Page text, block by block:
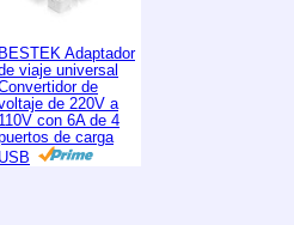
BESTEK Adaptador
viaje universal
de
de 220V a
110V con 6A de 4
de carga
USB